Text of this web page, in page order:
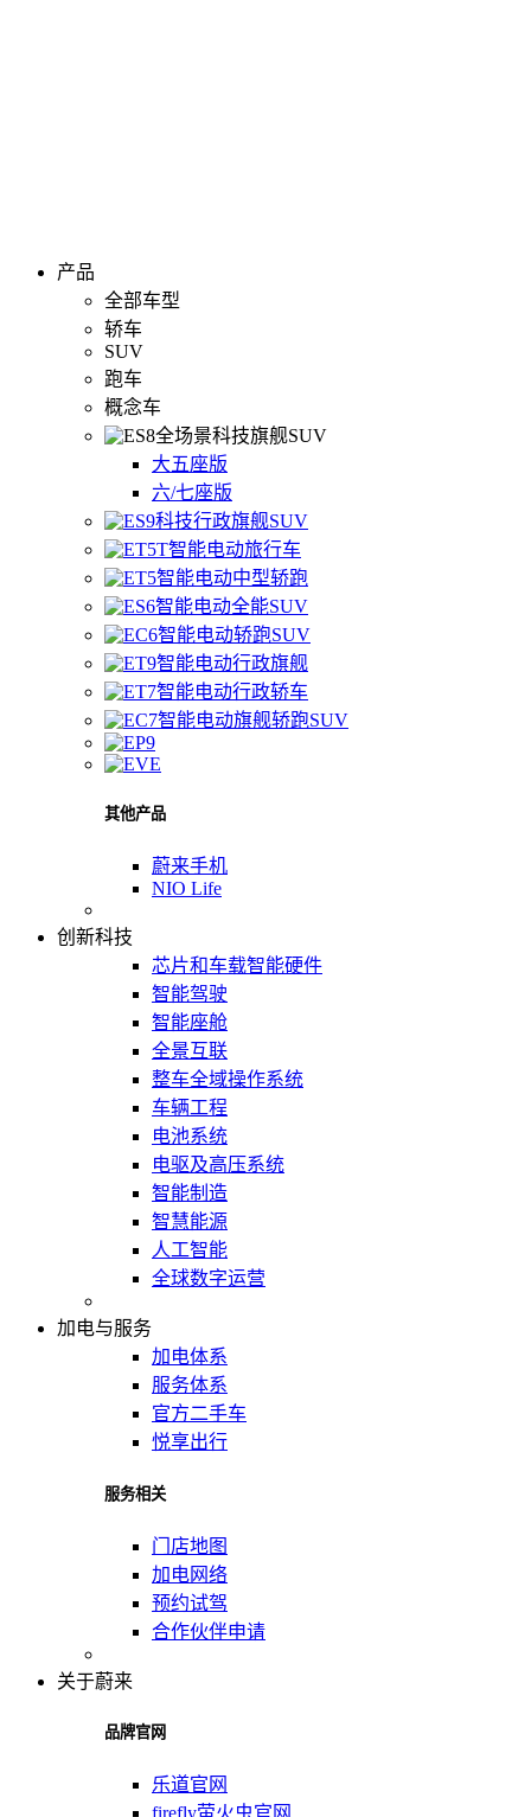
产品
全部车型
轿车
SUV
跑车
概念车
全场景科技旗舰SUV
大五座版
六/七座版
科技行政旗舰SUV
智能电动旅行车
智能电动中型轿跑
智能电动全能SUV
智能电动轿跑SUV
智能电动行政旗舰
智能电动行政轿车
智能电动旗舰轿跑SUV
其他产品
蔚来手机
NIO Life
创新科技
芯片和车载智能硬件
智能驾驶
智能座舱
全景互联
整车全域操作系统
车辆工程
电池系统
电驱及高压系统
智能制造
智慧能源
人工智能
全球数字运营
加电与服务
加电体系
服务体系
官方二手车
悦享出行
服务相关
门店地图
加电网络
预约试驾
合作伙伴申请
关于蔚来
品牌官网
乐道官网
firefly萤火虫官网